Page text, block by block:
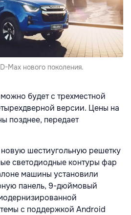
Max нового поколения.
будет с трехместной
версии. Цены на
позднее, передает
шестиугольную решетку
светодиодные контуры фар
машины установили
панель, 9-дюймовый
с поддержкой Android